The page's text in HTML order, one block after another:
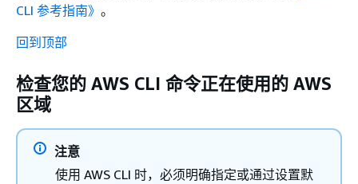
CLI 参考指南》 。
回到顶部
检查您的 AWS CLI 命令正在使用的 AWS
区域
注意
使用 AWS CLI 时，必须明确指定或通过设置默